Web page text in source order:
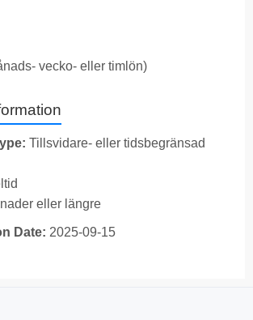
vecko- eller timlön)
Tillsvidare- eller tidsbegränsad
eller längre
Date: 2025-09-15